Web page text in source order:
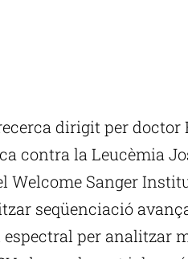
dirigit per doctor
contra la Leucèmia
Welcome Sanger
seqüenciació
per analitzar